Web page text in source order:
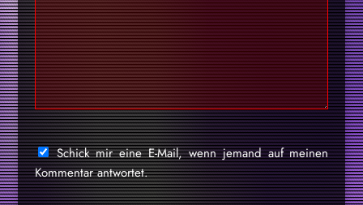
Schick mir eine E-Mail, wenn jemand auf meinen
Kommentar antwortet.